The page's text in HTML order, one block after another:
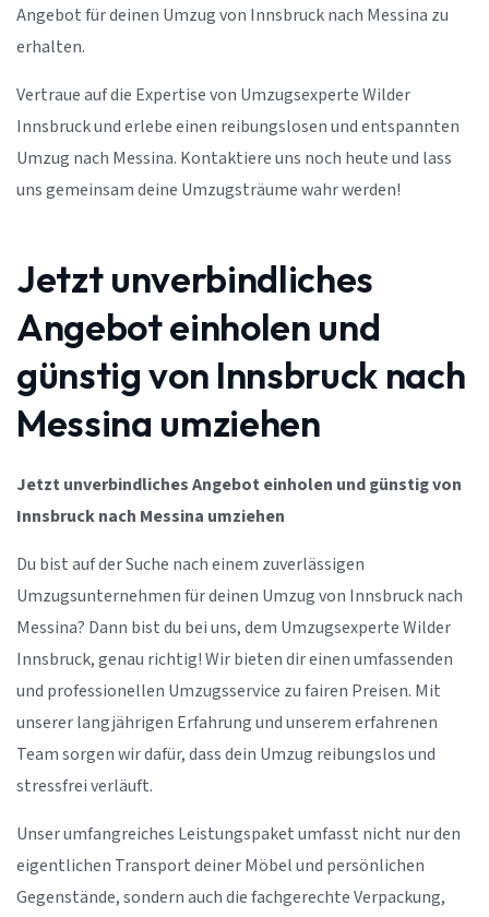
Angebot für deinen Umzug von Innsbruck nach Messina zu
erhalten.
Vertraue auf die Expertise von Umzugsexperte Wilder
Innsbruck und erlebe einen reibungslosen und entspannten
Umzug nach Messina. Kontaktiere uns noch heute und lass
uns gemeinsam deine Umzugsträume wahr werden!
Jetzt unverbindliches
Angebot einholen und
günstig von Innsbruck nach
Messina umziehen
Jetzt unverbindliches Angebot einholen und günstig von
Innsbruck nach Messina umziehen
Du bist auf der Suche nach einem zuverlässigen
Umzugsunternehmen für deinen Umzug von Innsbruck nach
Messina? Dann bist du bei uns, dem Umzugsexperte Wilder
Innsbruck, genau richtig! Wir bieten dir einen umfassenden
und professionellen Umzugsservice zu fairen Preisen. Mit
unserer langjährigen Erfahrung und unserem erfahrenen
Team sorgen wir dafür, dass dein Umzug reibungslos und
stressfrei verläuft.
Unser umfangreiches Leistungspaket umfasst nicht nur den
eigentlichen Transport deiner Möbel und persönlichen
Gegenstände, sondern auch die fachgerechte Verpackung,